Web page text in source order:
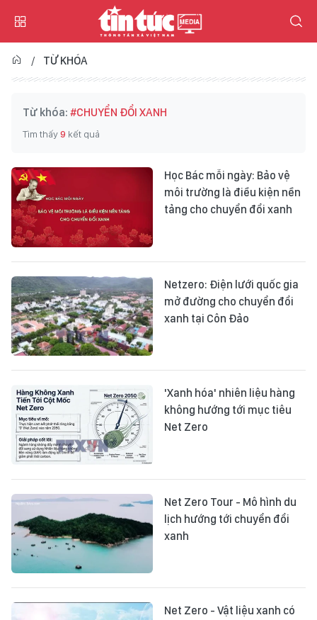
TỪ KHÓA
Từ khóa: #CHUYỂN ĐỔI XANH
Tìm thấy9 kết quả
Học Bác mỗi ngày: Bảo vệ
môi trường là điều kiện nền
tảng cho chuyển đổi xanh
Netzero: Điện lưới quốc gia
mở đường cho chuyển đổi
xanh tại Côn Đảo
'Xanh hóa' nhiên liệu hàng
không hướng tới mục tiêu
Net Zero
Net Zero Tour - Mô hình du
lịch hướng tới chuyển đổi
xanh
Net Zero - Vật liệu xanh có